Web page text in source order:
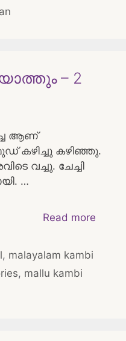
– 2
ആണ്
കഴിച്ചു കഴിഞ്ഞു.
വച്ചു. ചേച്ചി
…
Read more
, malayalam kambi
, mallu kambi